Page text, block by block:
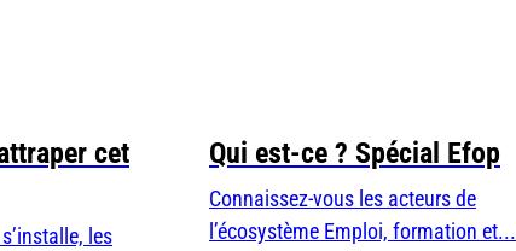
cet
les
Qui est-ce ? Spécial Efop
Connaissez-vous les acteurs de
l’écosystème Emploi, formation et...